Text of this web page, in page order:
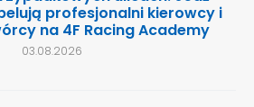
profesjonalni kierowcy i
na 4F Racing Academy
03.08.2026